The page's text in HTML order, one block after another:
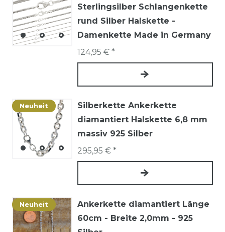
Sterlingsilber Schlangenkette
rund Silber Halskette -
Damenkette Made in Germany
124,95 € *
Neuheit
Silberkette Ankerkette
diamantiert Halskette 6,8 mm
massiv 925 Silber
295,95 € *
Neuheit
Ankerkette diamantiert Länge
60cm - Breite 2,0mm - 925